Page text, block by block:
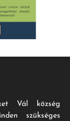
Vál község
szükséges